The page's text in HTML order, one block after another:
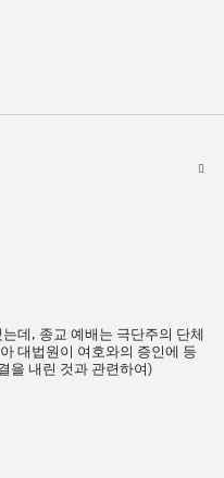
데, 종교 예배는 극단주의 단체
대법원이 여호와의 증인에 등
을 내린 것과 관련하여)